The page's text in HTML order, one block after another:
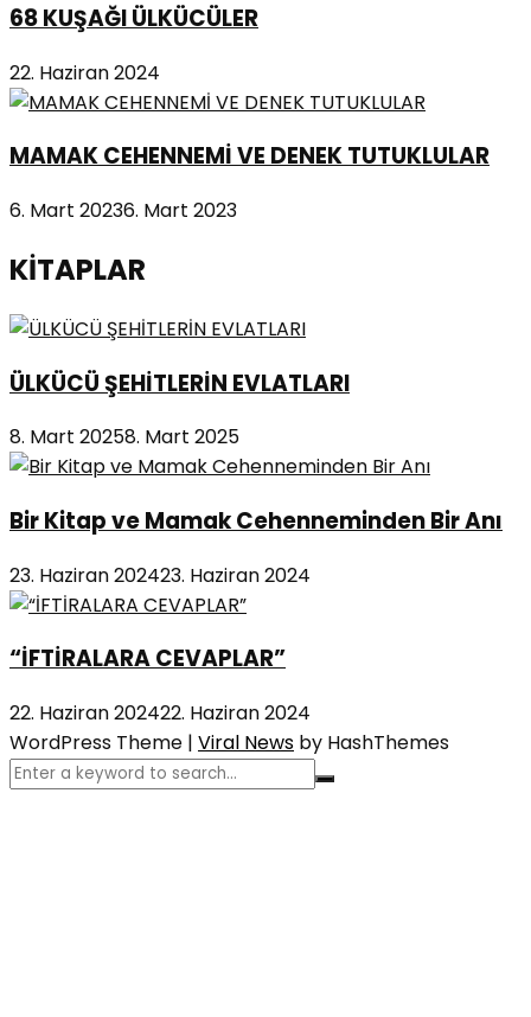
68 KUŞAĞI ÜLKÜCÜLER
22. Haziran 2024
MAMAK CEHENNEMİ VE DENEK TUTUKLULAR
6. Mart 20236. Mart 2023
KİTAPLAR
ÜLKÜCÜ ŞEHİTLERİN EVLATLARI
8. Mart 20258. Mart 2025
Bir Kitap ve Mamak Cehenneminden Bir Anı
23. Haziran 202423. Haziran 2024
“İFTİRALARA CEVAPLAR”
22. Haziran 202422. Haziran 2024
WordPress Theme | Viral News by HashThemes